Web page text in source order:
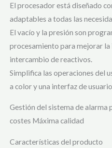
El procesador está diseñado
adaptables a todas las
El vacío y la presión son
procesamiento para mejorar
intercambio de reactivos.
Simplifica las operaciones del
a color y una interfaz de
Gestión del sistema de
costes Máxima calidad
Características del producto